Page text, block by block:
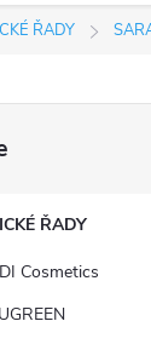
ŘADY
ŘADY
Cosmetics